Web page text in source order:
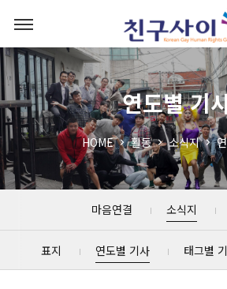
연도별 기
HOME 활동 소식지
마음연결 소식지
표지 연도별 기사 태그별